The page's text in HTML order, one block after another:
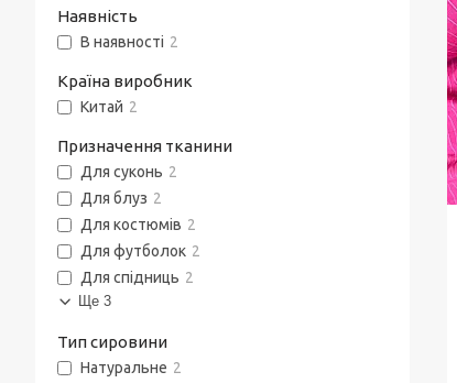
Наявність
В наявності 2
Країна виробник
Китай 2
Призначення тканини
Для суконь 2
Для блуз 2
Для костюмів 2
Для футболок 2
Для спідниць 2
Ще 3
Тип сировини
Натуральне 2